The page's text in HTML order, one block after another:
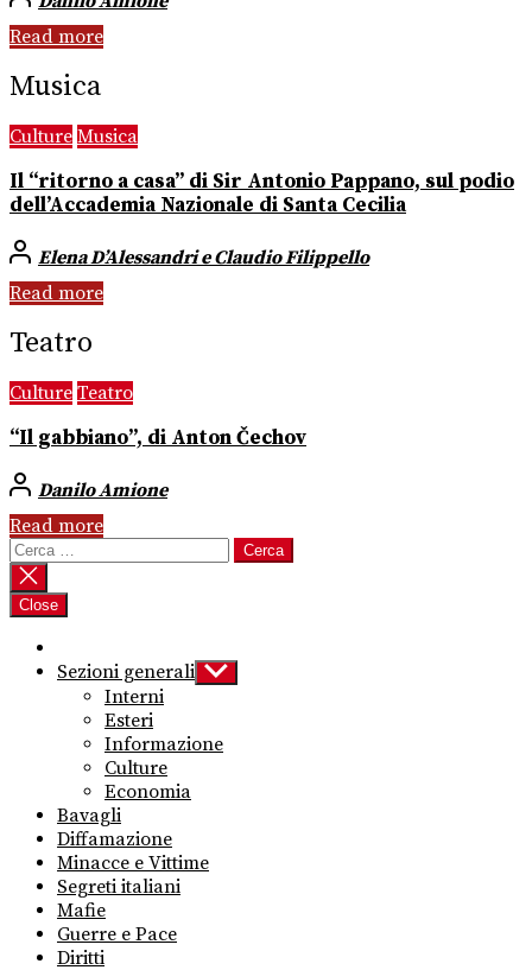
Read more
Musica
Culture Musica
Il “ritorno a casa” di Sir Antonio Pappano, sul podio
dell’Accademia Nazionale di Santa Cecilia
Elena D’Alessandri e Claudio Filippello
Read more
Teatro
Culture Teatro
“Il gabbiano”, di Anton Čechov
Danilo Amione
Read more
Ricerca
per:
Close
Sezioni generali Show
sub
Interni
Esteri
Informazione
Culture
Economia
Bavagli
Diffamazione
Minacce e Vittime
Segreti italiani
Mafie
Guerre e Pace
Diritti